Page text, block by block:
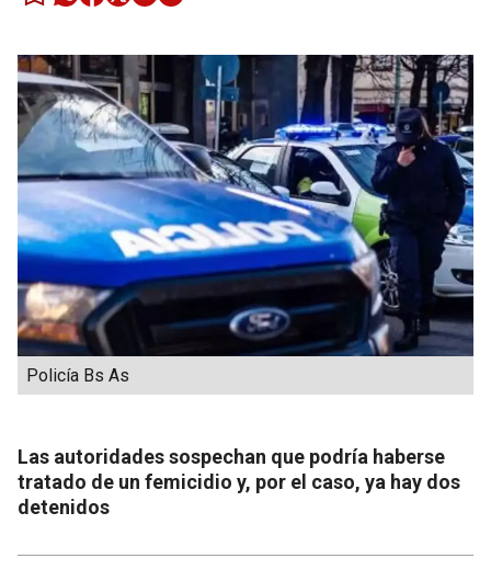
Policía Bs As
Las autoridades sospechan que podría haberse
tratado de un femicidio y, por el caso, ya hay dos
detenidos